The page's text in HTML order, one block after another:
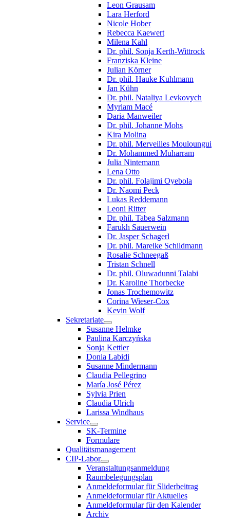
Leon Grausam
Lara Herford
Nicole Hober
Rebecca Kaewert
Milena Kahl
Dr. phil. Sonja Kerth-Wittrock
Franziska Kleine
Julian Körner
Dr. phil. Hauke Kuhlmann
Jan Kühn
Dr. phil. Nataliya Levkovych
Myriam Macé
Daria Manweiler
Dr. phil. Johanne Mohs
Kira Molina
Dr. phil. Merveilles Mouloungui
Dr. Mohammed Muharram
Julia Nintemann
Lena Otto
Dr. phil. Folajimi Oyebola
Dr. Naomi Peck
Lukas Reddemann
Leoni Ritter
Dr. phil. Tabea Salzmann
Farukh Sauerwein
Dr. Jasper Schagerl
Dr. phil. Mareike Schildmann
Rosalie Schneegaß
Tristan Schnell
Dr. phil. Oluwadunni Talabi
Dr. Karoline Thorbecke
Jonas Trochemowitz
Corina Wieser-Cox
Kevin Wolf
Sekretariate
Susanne Helmke
Paulina Karczyńska
Sonja Kettler
Donia Labidi
Susanne Mindermann
Claudia Pellegrino
María José Pérez
Sylvia Prien
Claudia Ulrich
Larissa Windhaus
Service
SK-Termine
Formulare
Qualitätsmanagement
CIP-Labor
Veranstaltungsanmeldung
Raumbelegungsplan
Anmeldeformular für Sliderbeitrag
Anmeldeformular für Aktuelles
Anmeldeformular für den Kalender
Archiv